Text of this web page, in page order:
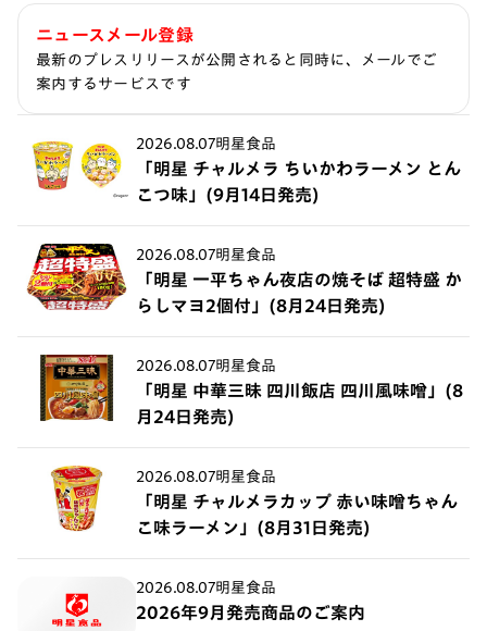
ニュースメール登録
最新のプレスリリースが公開されると同時に、メールでご
案内するサービスです
2026.08.07明星食品
「明星 チャルメラ ちいかわラーメン とん
こつ味」(9月14日発売)
2026.08.07明星食品
「明星 一平ちゃん夜店の焼そば 超特盛 か
らしマヨ2個付」(8月24日発売)
2026.08.07明星食品
「明星 中華三昧 四川飯店 四川風味噌」(8
月24日発売)
2026.08.07明星食品
「明星 チャルメラカップ 赤い味噌ちゃん
こ味ラーメン」(8月31日発売)
2026.08.07明星食品
2026年9月発売商品のご案内